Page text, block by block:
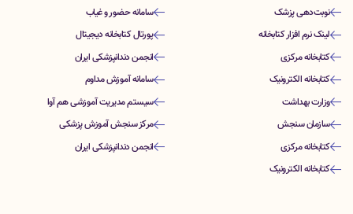
نوبت‌دهی پزشک
سامانه حضور و غیاب
لینک نرم افزار کتابخانه
پورتال کتابخانه دیجیتال
کتابخانه مرکزی
انجمن دندانپزشکی ایران
کتابخانه الکترونیک
سامانه آموزش مداوم
وزارت بهداشت
سیستم مدیریت آموزشی هم آوا
سازمان سنجش
مرکز سنجش آموزش پزشکی
کتابخانه مرکزی
انجمن دندانپزشکی ایران
کتابخانه الکترونیک